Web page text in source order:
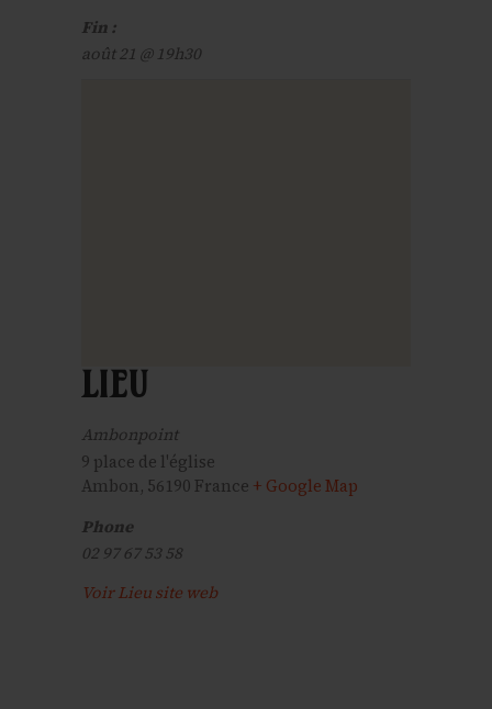
Fin :
août 21 @ 19h30
LIEU
Ambonpoint
9 place de l'église
Ambon, 56190 France + Google Map
Phone
02 97 67 53 58
Voir Lieu site web